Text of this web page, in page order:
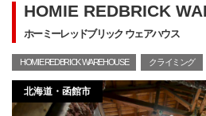
HOMIE REDBRICK
ホーミーレッドブリック ウェアハウス
HOMIE REDBRICK WAREHOUSE クライミング
北海道・函館市